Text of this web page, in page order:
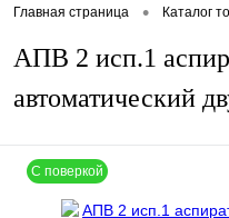
Главная страница • Каталог
АПВ 2 исп.1
автоматический
С поверкой